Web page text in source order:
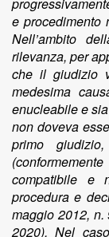
e procedimento
Nell’ambito
rilevanza, per
che il giudizio
medesima
enucleabile e
non doveva
primo
compatibile e
procedura e
maggio 2012, n.
2020). Nel